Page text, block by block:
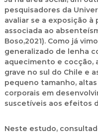
pesquisadores da
avaliar se a exposição
associada ao
Boso,2021). Como já
generalizado de lenha
aquecimento e cocção,
grave no sul do Chile e
pequeno tamanho,
corporais em
suscetíveis aos efeitos
Neste estudo,